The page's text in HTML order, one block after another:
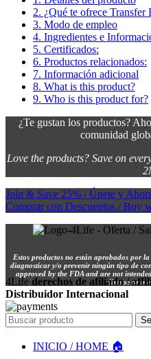
2. ¿Qué te ofrece
3. Modo de empleo
4. Ingredientes e
5. Certificados:
6. Productos relacionados:
7. Información adicional
8. What is this product?
9. Who is this product for?
¿Te gustan los productos?
comunidad
Love the products? Save on
Join & Save 25% / Únete y
Comprar con Descuentos / Buy
Estos productos no están aprobados por
diagnosticar y/o prevenir ningún tipo de
approved by the FDA and are not
disease or
4Life derechos de afiliado /
Distribuidor Internacional
INICIO / HOME 🏠